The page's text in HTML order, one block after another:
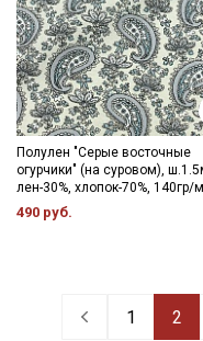
Полулен "Серые восточные
огурчики" (на суровом),
лен-30%, хлопок-70%, 140гр/
490 руб.
1 2